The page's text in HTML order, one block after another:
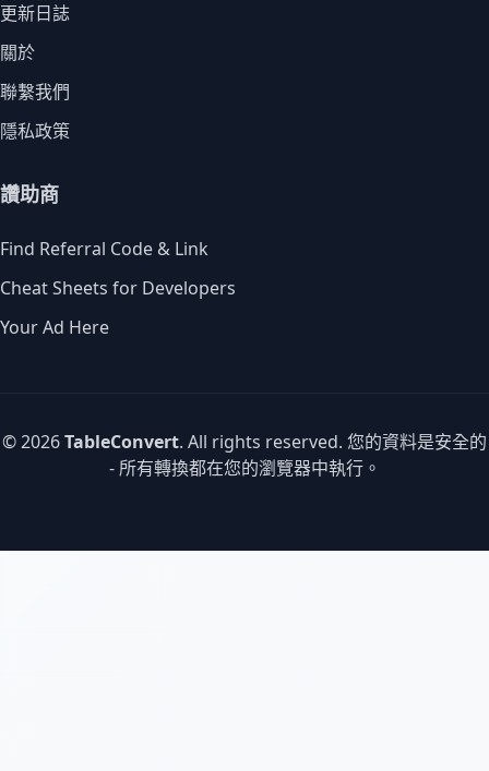
更新日誌
關於
聯繫我們
隱私政策
讚助商
Find Referral Code & Link
Cheat Sheets for Developers
Your Ad Here
© 2026TableConvert. All rights reserved. 您的資料是安全的
- 所有轉換都在您的瀏覽器中執行。